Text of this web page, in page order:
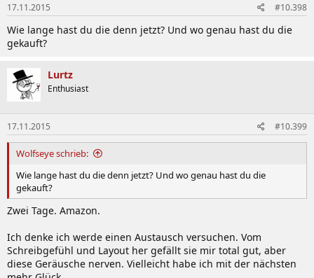
17.11.2015 #10.398
Wie lange hast du die denn jetzt? Und wo genau hast du die
gekauft?
Lurtz
Enthusiast
17.11.2015 #10.399
Wolfseye schrieb:
Wie lange hast du die denn jetzt? Und wo genau hast du die
gekauft?
Zwei Tage. Amazon.
Ich denke ich werde einen Austausch versuchen. Vom
Schreibgefühl und Layout her gefällt sie mir total gut, aber
diese Geräusche nerven. Vielleicht habe ich mit der nächsten